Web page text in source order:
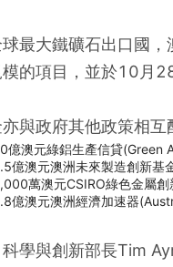
最大鐵礦石出口國
的項目，並於10月
與政府其他政策相互
億澳元綠鋁生產信貸(Green
億澳元澳洲未來製造創新基
萬澳元CSIRO綠色金屬
億澳元澳洲經濟加速器
學與創新部長Tim